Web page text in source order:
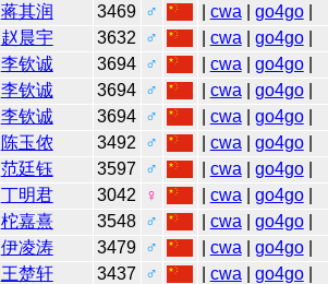
蒋其润 3469 ♂ cwa go4go|
赵晨宇 3632 ♂ cwa go4go|
李钦诚 3694 ♂ cwa go4go|
李钦诚 3694 ♂ cwa go4go|
李钦诚 3694 ♂ cwa go4go|
陈玉侬 3492 ♂ cwa go4go|
范廷钰 3597 ♂ cwa go4go|
丁明君 3042 ♀ cwa go4go|
柁嘉熹 3548 ♂ cwa go4go|
伊凌涛 3479 ♂ cwa go4go|
王楚轩 3437 ♂ cwa go4go|